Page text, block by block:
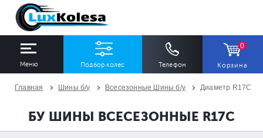
Меню Подбор колес Телефон
0
Корзина
Главная Шины б/у Всесезонные Шины б/у Диаметр R17C
БУ ШИНЫ ВСЕСЕЗОННЫЕ R17C